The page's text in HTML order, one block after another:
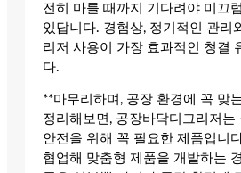
전히 마를 때까지 기다려야 미끄
있답니다. 경험상, 정기적인 관리
리저 사용이 가장 효과적인 청결
다.
**마무리하며, 공장 환경에 꼭 맞
정리해보면, 공장바닥디그리저는
안전을 위해 꼭 필요한 제품입니
협업해 맞춤형 제품을 개발하는